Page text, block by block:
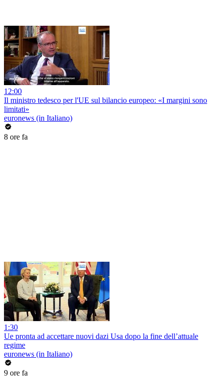
12:00
Il ministro tedesco per l'UE sul bilancio europeo: «I margini sono
limitati»
euronews (in Italiano)
8 ore fa
1:30
Ue pronta ad accettare nuovi dazi Usa dopo la fine dell’attuale
regime
euronews (in Italiano)
9 ore fa